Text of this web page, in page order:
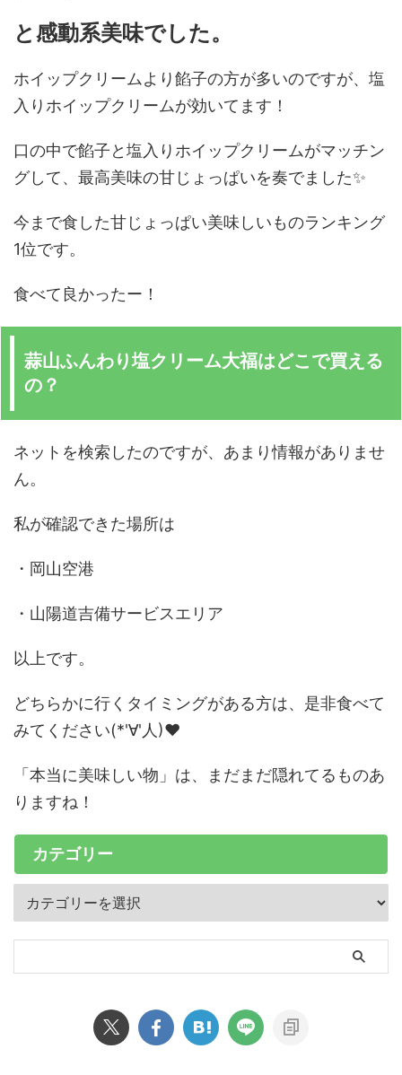
と感動系美味でした。
ホイップクリームより餡子の方が多いのですが、塩
入りホイップクリームが効いてます！
口の中で餡子と塩入りホイップクリームがマッチン
グして、最高美味の甘じょっぱいを奏でました✨
今まで食した甘じょっぱい美味しいものランキング
1位です。
食べて良かったー！
蒜山ふんわり塩クリーム大福はどこで買える
の？
ネットを検索したのですが、あまり情報がありませ
ん。
私が確認できた場所は
・岡山空港
・山陽道吉備サービスエリア
以上です。
どちらかに行くタイミングがある方は、是非食べて
みてください(*'∀'人)♥︎
「本当に美味しい物」は、まだまだ隠れてるものあ
りますね！
カテゴリー